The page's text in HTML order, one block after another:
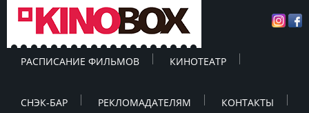
РАСПИСАНИЕ ФИЛЬМОВ КИНОТЕАТР
СНЭК-БАР РЕКЛОМАДАТЕЛЯМ КОНТАКТЫ